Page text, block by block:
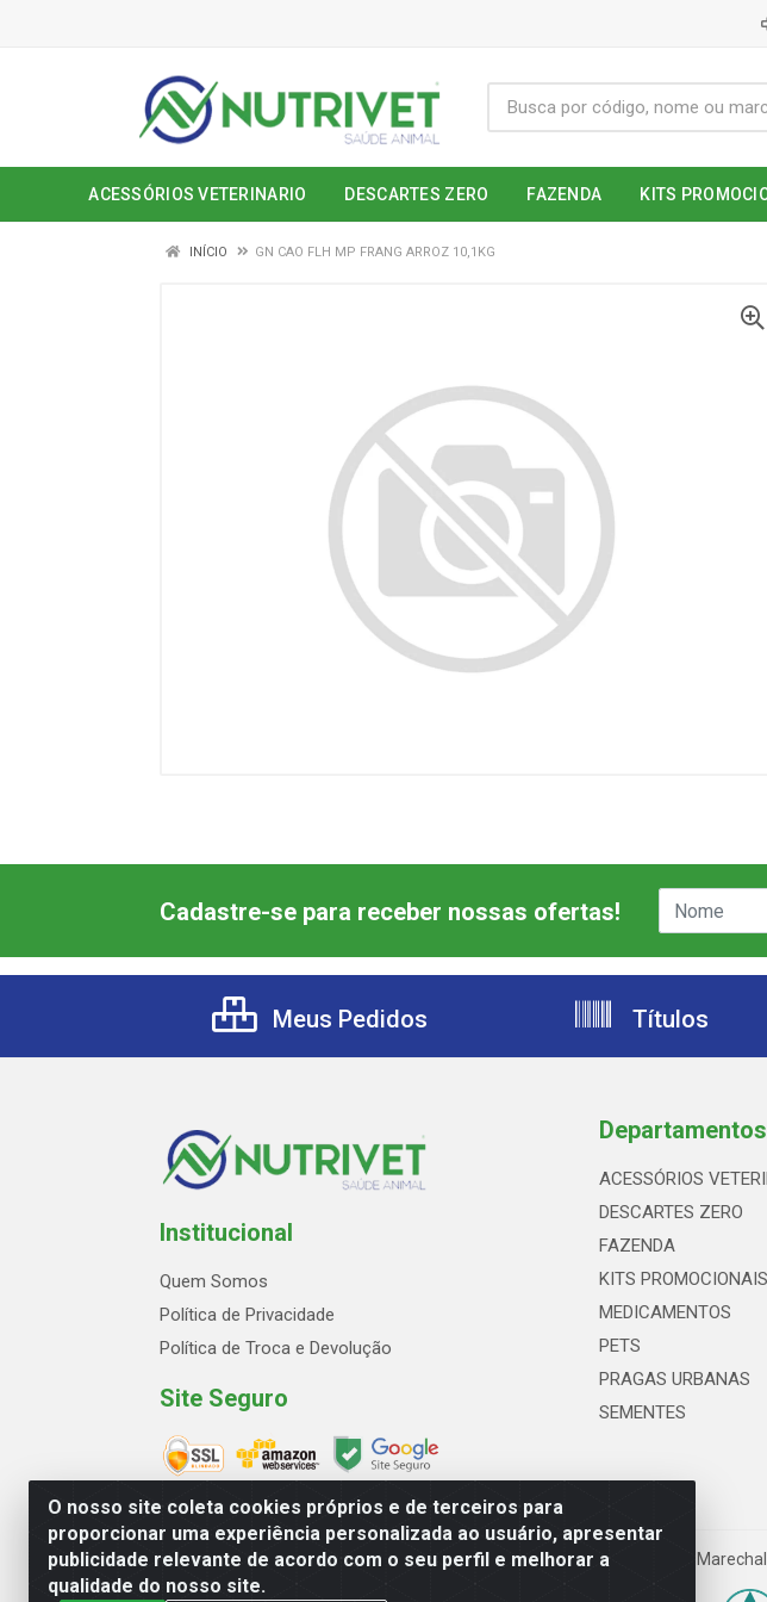
ACESSÓRIOS VETERINARIO DESCARTES ZERO FAZENDA KITS
INÍCIO GN CAO FLH MP FRANG ARROZ 10,1KG
O nosso site coleta cookies próprios e de terceiros para
proporcionar uma experiência personalizada ao usuário, apresentar
publicidade relevante de acordo com o seu perfil e melhorar a
qualidade do nosso site.
Cadastre-se para receber nossas ofertas!
Meus Pedidos Títulos
Institucional
Quem Somos
Política de Privacidade
Política de Troca e Devolução
Site Seguro
Departamentos
ACESSÓRIOS
DESCARTES ZERO
FAZENDA
KITS PROMOCIONAIS
MEDICAMENTOS
PETS
PRAGAS URBANAS
SEMENTES
Avenida Marginal Norte, 266, Quadrai Lt 16 - Set